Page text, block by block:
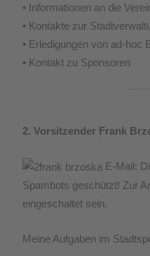
• Informationen an die
• Kontakte zur
• Erledigungen von ad-hoc
• Kontakt zu Sponsoren
2. Vorsitzender Frank
E-Mail:
Spambots geschützt! Zur
eingeschaltet sein.
Meine Aufgaben im